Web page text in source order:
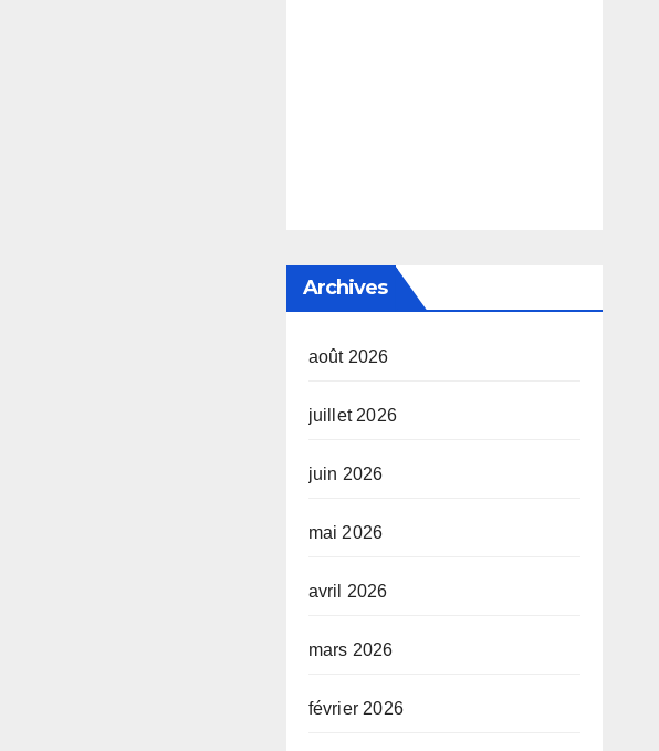
Archives
août 2026
juillet 2026
juin 2026
mai 2026
avril 2026
mars 2026
février 2026